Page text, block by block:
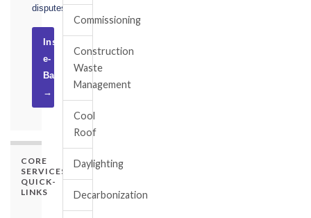
disputes.
Instruct
e-
Basel
→
CORE
SERVICES
QUICK-
LINKS
Commissioning
Construction
Waste
Management
Cool
Roof
Daylighting
Decarbonization